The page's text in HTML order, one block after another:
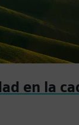
en la